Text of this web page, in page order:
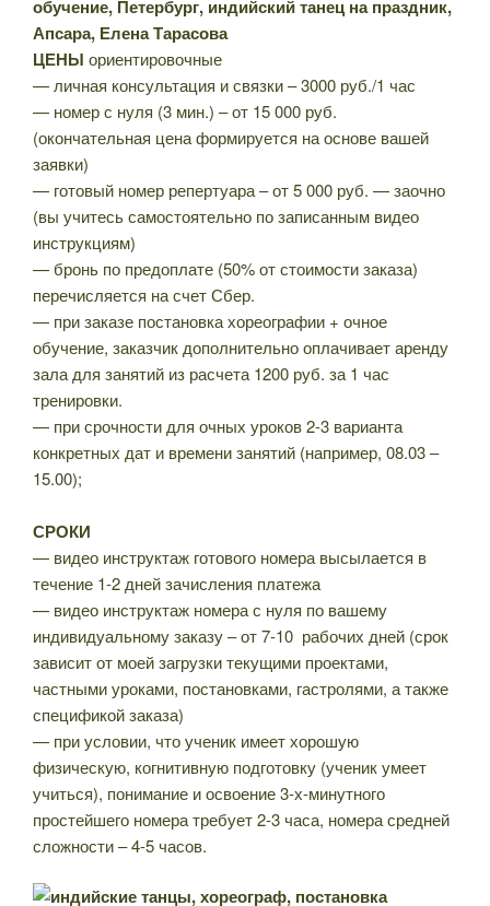
ЦЕНЫ ориентировочные
— личная консультация и связки – 3000 руб./1 час
— номер с нуля (3 мин.) – от 15 000 руб.
(окончательная цена формируется на основе вашей
заявки)
— готовый номер репертуара – от 5 000 руб. — заочно
(вы учитесь самостоятельно по записанным видео
инструкциям)
— бронь по предоплате (50% от стоимости заказа)
перечисляется на счет Сбер.
— при заказе постановка хореографии + очное
обучение, заказчик дополнительно оплачивает аренду
зала для занятий из расчета 1200 руб. за 1 час
тренировки.
— при срочности для очных уроков 2-3 варианта
конкретных дат и времени занятий (например, 08.03 –
15.00);
СРОКИ
— видео инструктаж готового номера высылается в
течение 1-2 дней зачисления платежа
— видео инструктаж номера с нуля по вашему
индивидуальному заказу – от 7-10 рабочих дней (срок
зависит от моей загрузки текущими проектами,
частными уроками, постановками, гастролями, а также
спецификой заказа)
— при условии, что ученик имеет хорошую
физическую, когнитивную подготовку (ученик умеет
учиться), понимание и освоение 3-х-минутного
простейшего номера требует 2-3 часа, номера средней
сложности – 4-5 часов.